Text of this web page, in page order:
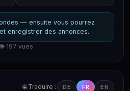
— ensuite vous pourrez
enregistrer des annonces.
197 vues
🌐 Traduire : DE FR EN